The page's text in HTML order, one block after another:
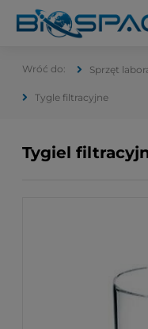
Sprzęt
Tygle filtracyjne
Tygiel